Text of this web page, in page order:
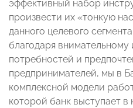
эффективный набор
произвести их «тонкую
данного целевого
благодаря внимательному
потребностей и
предпринимателей, мы в
комплексной модели
которой банк выступает в